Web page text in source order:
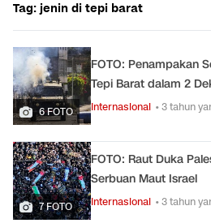
Tag: jenin di tepi barat
6 FOTO
FOTO: Penampakan
Tepi Barat dalam 2
Internasional • 3 tahun
7 FOTO
FOTO: Raut Duka
Serbuan Maut Israel
Internasional • 3 tahun